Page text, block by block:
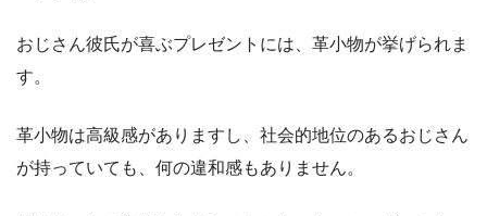
おじさん彼氏が喜ぶプレゼントには、革小物が挙げられま
す。
革小物は高級感がありますし、社会的地位のあるおじさん
が持っていても、何の違和感もありません。